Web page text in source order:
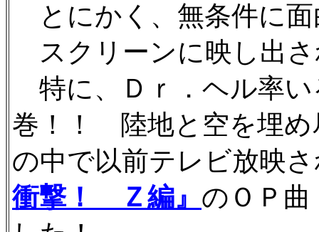
とにかく、無条件に
スクリーンに映し出
特に、Ｄｒ．ヘル率い
巻！！ 陸地と空を埋め
の中で以前テレビ放映
衝撃！ Ｚ編』 のＯＰ